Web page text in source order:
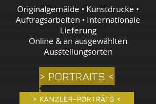
Originalgemälde • Kunstdrucke •
Auftragsarbeiten • Internationale
Lieferung
Online & an ausgewählten
Ausstellungsorten
> PORTRAITS <
> KANZLER-PORTRÄTS <